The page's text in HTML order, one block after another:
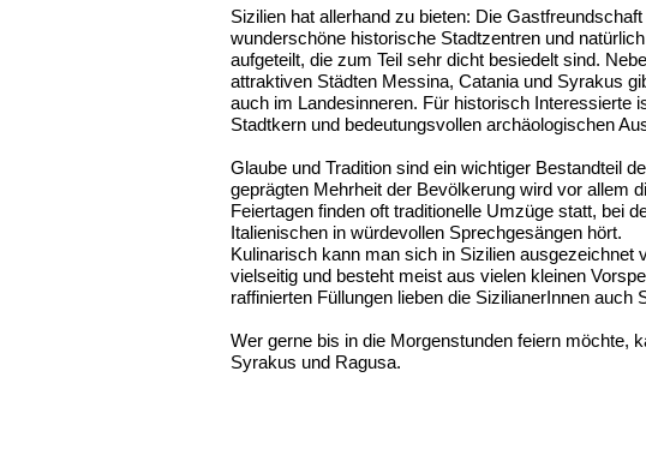
Sizilien hat allerhand zu bieten: Die
wunderschöne historische Stadtzentren und
aufgeteilt, die zum Teil sehr dicht besiedelt sind.
attraktiven Städten Messina, Catania und Syrakus
auch im Landesinneren. Für historisch Interessierte
Stadtkern und bedeutungsvollen archäologischen
Glaube und Tradition sind ein wichtiger Bestandteil
geprägten Mehrheit der Bevölkerung wird vor allem
Feiertagen finden oft traditionelle Umzüge statt, bei
Italienischen in würdevollen Sprechgesängen hört.
Kulinarisch kann man sich in Sizilien ausgezeichnet
vielseitig und besteht meist aus vielen kleinen
raffinierten Füllungen lieben die SizilianerInnen auch
Wer gerne bis in die Morgenstunden feiern möchte,
Syrakus und Ragusa.